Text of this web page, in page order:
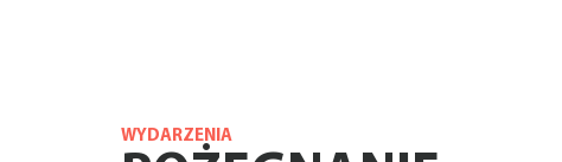
WYDARZENIA